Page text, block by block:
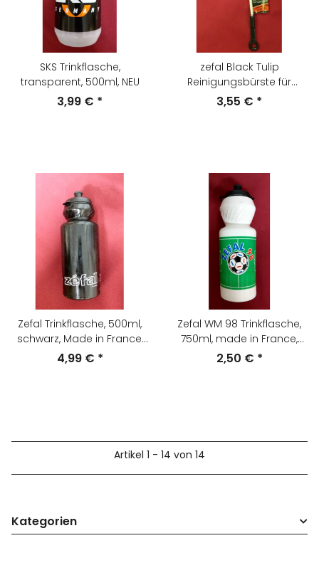
SKS Trinkflasche,
transparent, 500ml, NEU
3,99 € *
zefal Black Tulip
Reinigungsbürste für
Trinkflaschen, made in
3,55 € *
Zefal Trinkflasche, 500ml,
schwarz, Made in France,
NEU
4,99 € *
Zefal WM 98 Trinkflasche,
750ml, made in France,
NEU
2,50 € *
Artikel 1 - 14 von 14
Kategorien